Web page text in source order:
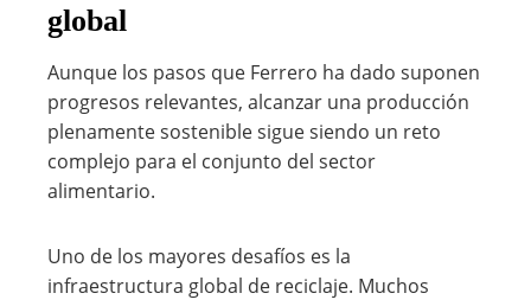
global
Aunque los pasos que Ferrero ha dado suponen
progresos relevantes, alcanzar una producción
plenamente sostenible sigue siendo un reto
complejo para el conjunto del sector
alimentario.
Uno de los mayores desafíos es la
infraestructura global de reciclaje. Muchos